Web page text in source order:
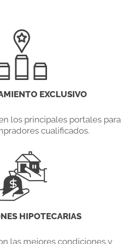
EXCLUSIVO
los principales portales para
cualificados.
HIPOTECARIAS
las mejores condiciones y